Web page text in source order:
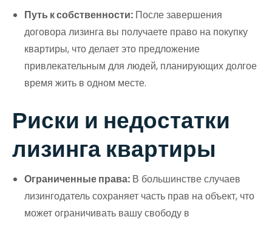
Путь к собственности: После завершения
договора лизинга вы получаете право на покупку
квартиры, что делает это предложение
привлекательным для людей, планирующих долгое
время жить в одном месте.
Риски и недостатки
лизинга квартиры
Ограниченные права: В большинстве случаев
лизингодатель сохраняет часть прав на объект, что
может ограничивать вашу свободу в